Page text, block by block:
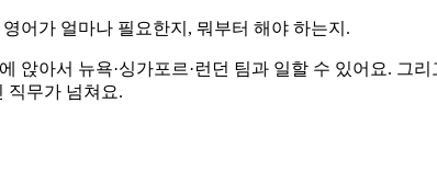
어가 얼마나 필요한지, 뭐부터 해야 하는지.
앉아서 뉴욕·싱가포르·런던 팀과 일할 수 있어요.
직무가 넘쳐요.